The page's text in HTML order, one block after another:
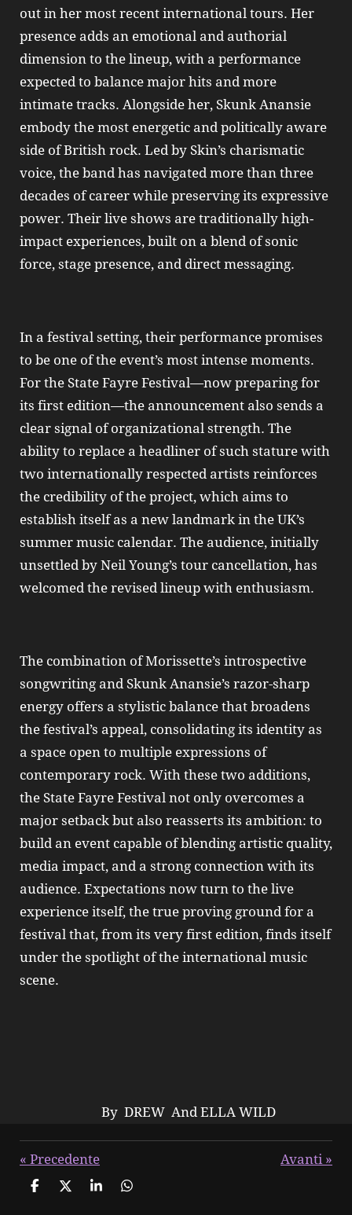
out in her most recent international tours. Her
presence adds an emotional and authorial
dimension to the lineup, with a performance
expected to balance major hits and more
intimate tracks. Alongside her, Skunk Anansie
embody the most energetic and politically aware
side of British rock. Led by Skin’s charismatic
voice, the band has navigated more than three
decades of career while preserving its expressive
power. Their live shows are traditionally high-
impact experiences, built on a blend of sonic
force, stage presence, and direct messaging.
In a festival setting, their performance promises
to be one of the event’s most intense moments.
For the State Fayre Festival—now preparing for
its first edition—the announcement also sends a
clear signal of organizational strength. The
ability to replace a headliner of such stature with
two internationally respected artists reinforces
the credibility of the project, which aims to
establish itself as a new landmark in the UK’s
summer music calendar. The audience, initially
unsettled by Neil Young’s tour cancellation, has
welcomed the revised lineup with enthusiasm.
The combination of Morissette’s introspective
songwriting and Skunk Anansie’s razor‑sharp
energy offers a stylistic balance that broadens
the festival’s appeal, consolidating its identity as
a space open to multiple expressions of
contemporary rock. With these two additions,
the State Fayre Festival not only overcomes a
major setback but also reasserts its ambition: to
build an event capable of blending artistic quality,
media impact, and a strong connection with its
audience. Expectations now turn to the live
experience itself, the true proving ground for a
festival that, from its very first edition, finds itself
under the spotlight of the international music
scene.
By DREW And ELLA WILD
« Precedente Avanti »
C
C
C
C